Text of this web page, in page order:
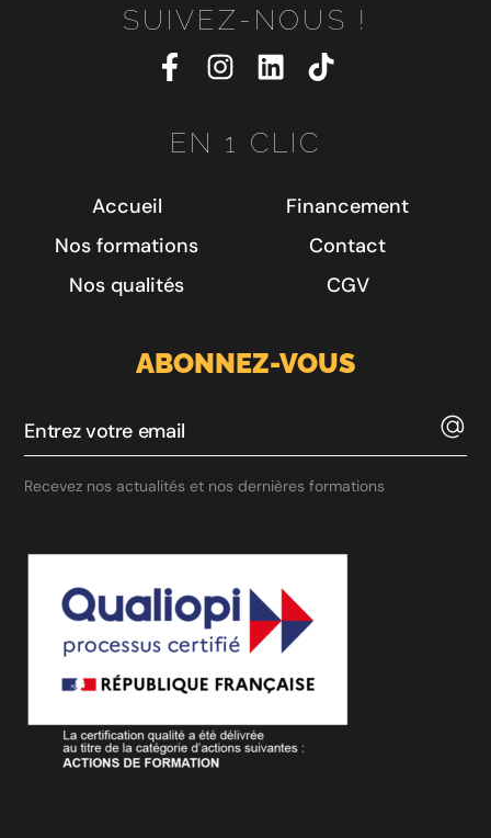
SUIVEZ-NOUS !
EN 1 CLIC
Accueil
Nos formations
Nos qualités
Financement
Contact
CGV
ABONNEZ-VOUS
Recevez nos actualités et nos dernières formations